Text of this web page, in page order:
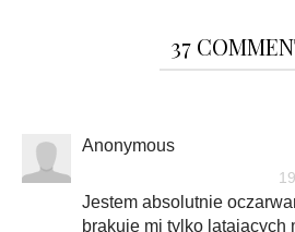
37
Anonymous
Jestem absolutnie
brakuje mi tylko latajacych